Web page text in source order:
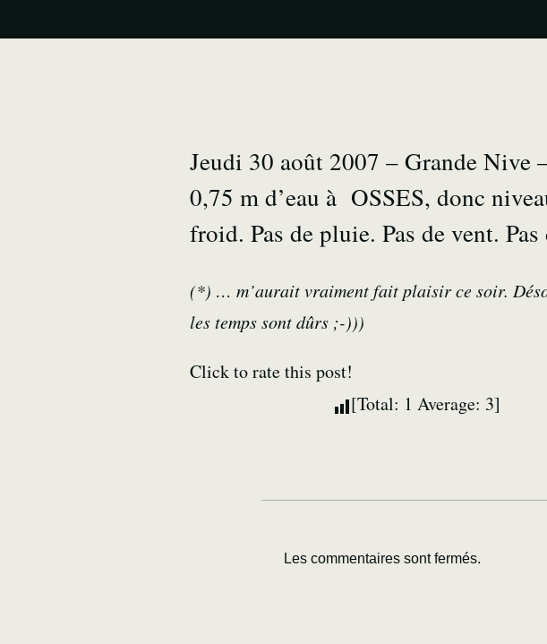
Jeudi 30 août 2007 – Grande Nive
0,75 m d’eau à OSSES, donc
froid. Pas de pluie. Pas de vent.
(*) … m’aurait vraiment fait plaisir ce soir.
les temps sont dûrs ;-)))
Click to rate this post!
[Total: 1 Average: 3]
Les commentaires sont fermés.